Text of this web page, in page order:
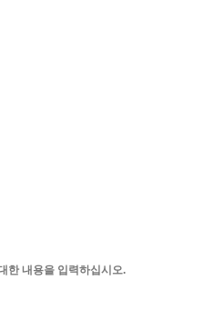
한 내용을 입력하십시오.